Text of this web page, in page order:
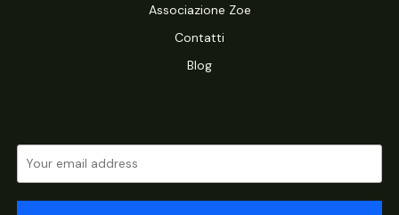
Associazione Zoe
Contatti
Blog